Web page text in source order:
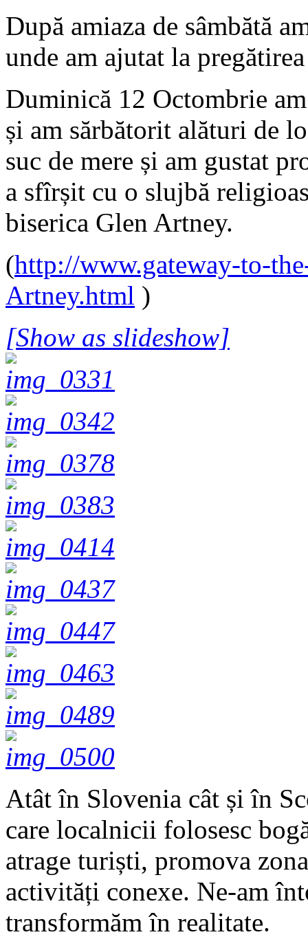
După amiaza de sâmbătă
unde am ajutat la
Duminică 12 Octombrie
și am sărbătorit alături de
suc de mere și am gustat
a sfîrșit cu o slujbă
biserica Glen Artney.
(http://www.gateway-to-
Artney.html )
[Show as slideshow]
Atât în Slovenia cât și în
care localnicii folosesc
atrage turiști, promova
activități conexe. Ne-am
transformăm în realitate.